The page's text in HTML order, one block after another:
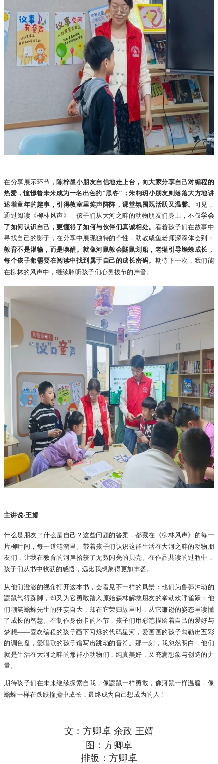
在分享展示环节， 陈梓墨小朋友自信地走上台，向大家分享自己对编程的
热爱，憧憬着未来成为一名出色的"黑客"；朱柯玥小朋友则落落大方地讲
述着童年的趣事，引得教室里笑声阵阵，课堂氛围既活跃又温馨。 可见，
通过阅读《柳林风声》，孩子们从大河之畔的动物朋友们身上，不仅学会
了如何认识自己，更懂得了如何与伙伴们真诚相处。 看着孩子们在故事中
寻找自己的影子，在分享中展现独特的个性，助教咸鱼老师深深体会到：
教育不是灌输，而是唤醒。就像河鼠教会鼹鼠划船，老獾引导蟾蜍成长，
每个孩子都需要在阅读中找到属于自己的成长密码。 期待下一次，我们能
在柳林的风声中，继续聆听孩子们心灵拔节的声音。
主讲说·王婧
什么是朋友？什么是自己？这些问题的答案，都藏在《柳林风声》的每一
片柳叶间，每一道涟漪里。带着孩子们认识这群生活在大河之畔的动物朋
友们，让我在教育的河岸拾获了无数闪亮的贝壳。在作品共读的过程中，
孩子们从书中收获的感悟，远比我想象得更加丰盈。
从他们澄澈的视角打开这本书，会看见不一样的风景：他们为鲁莽冲动的
鼹鼠气得跺脚，却又为它勇敢踏入原始森林解救朋友的举动欢呼雀跃；他
们嘲笑蟾蜍先生的狂妄自大，却在它荣归故里时，从它谦逊的姿态里读懂
了成长的智慧。在制作身份卡的环节，孩子们用彩笔描绘着自己的爱好与
梦想——喜欢编程的孩子画下闪烁的代码星河，爱画画的孩子勾勒出五彩
的调色盘，爱唱歌的孩子谱写出跳动的音符。那一刻，我忽然明白，他们
就是生活在大河之畔的那群小动物们，纯真美好，又充满想象与创造的力
量。
期待孩子们在未来继续探索自我，像鼹鼠一样勇敢，像河鼠一样温暖，像
蟾蜍一样在跌跌撞撞中成长，最终成为自己想成为的人！
文：方卿卓 余政 王婧
图：方卿卓
排版：方卿卓